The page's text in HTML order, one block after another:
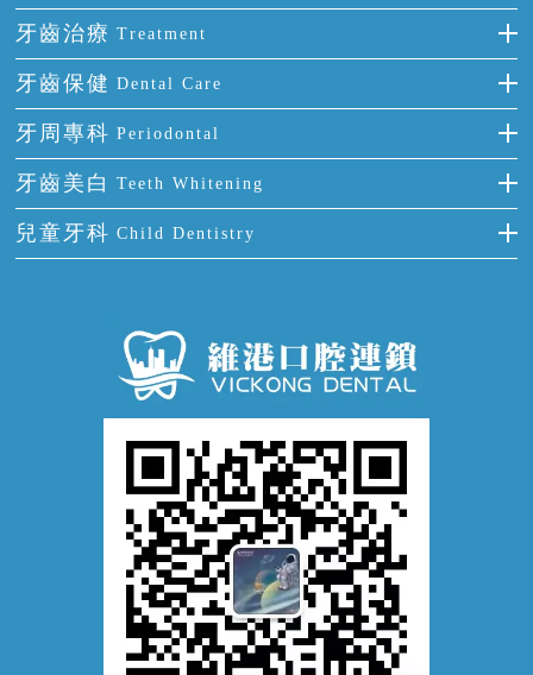
門牙缺失
多顆牙缺失
半口缺失
全口缺失
前牙反頜
牙齒擁擠
牙齒前突
牙齒稀疏
全瓷牙
烤瓷牙
氟斑牙
四環素牙
活動假牙
牙貼面
牙齒治療 Treatment
補牙
智齒
根管治療
拔牙
牙痛
牙齒保健 Dental Care
正確刷牙
全國愛牙日
預防牙病
牙科通識
牙周專科 Periodontal
牙周炎
牙齦出血
牙齦炎
牙齦萎縮
牙齒美白 Teeth Whitening
冷光美白
兒童牙科 Child Dentistry